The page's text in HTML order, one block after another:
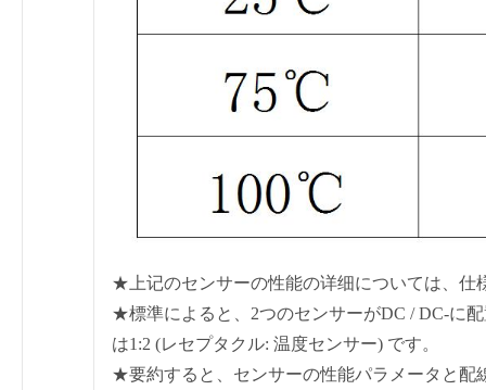
★上记のセンサーの性能の详细については、仕
★標準によると、2つのセンサーがDC / DC-に
は1:2 (レセプタクル: 温度センサー) です。
★要約すると、センサーの性能パラメータと配